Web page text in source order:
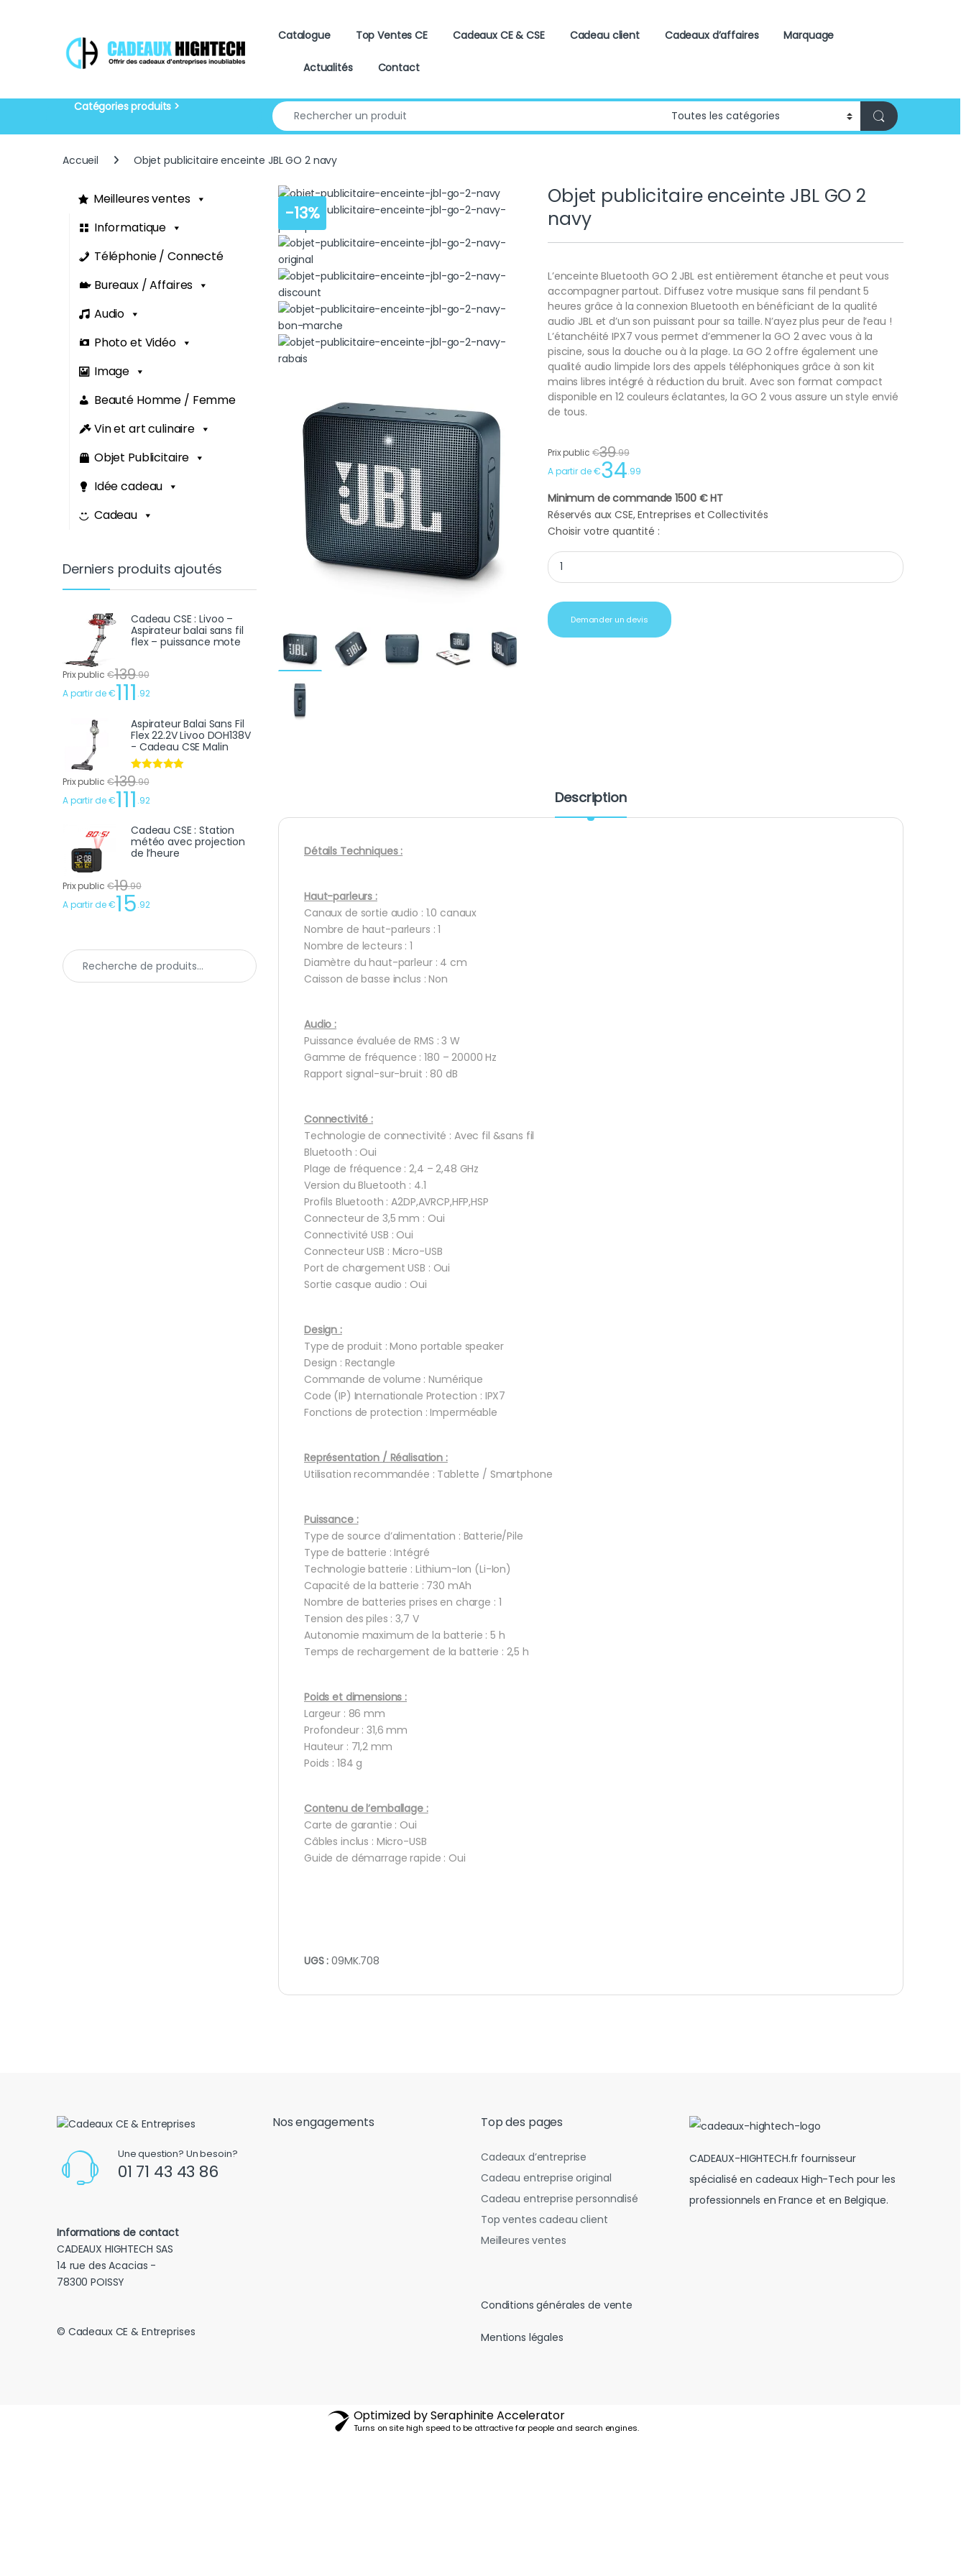
Catalogue
Top Ventes CE Cadeaux CE & CSE Cadeau client Cadeaux d’affaires Marquage
Actualités Contact
Search for:
Accueil Objet publicitaire enceinte JBL GO 2 navy
-13%
Objet publicitaire enceinte JBL GO 2
navy
L’enceinte Bluetooth GO 2 JBL est entièrement étanche et peut vous
accompagner partout. Diffusez votre musique sans fil pendant 5
heures grâce à la connexion Bluetooth en bénéficiant de la qualité
audio JBL et d’un son puissant pour sa taille. N’ayez plus peur de l’eau !
L’étanchéité IPX7 vous permet d’emmener la GO 2 avec vous à la
piscine, sous la douche ou à la plage. La GO 2 offre également une
qualité audio limpide lors des appels téléphoniques grâce à son kit
mains libres intégré à réduction du bruit. Avec son format compact
disponible en 12 couleurs éclatantes, la GO 2 vous assure un style envié
de tous.
Prix public €39.99
A partir de €34.99
Minimum de commande 1500 € HT
Réservés aux CSE, Entreprises et Collectivités
Choisir votre quantité :
Objet publicitaire enceinte JBL GO 2 navy quantity
Demander un devis
Description
Détails Techniques :
Haut-parleurs :
Canaux de sortie audio : 1.0 canaux
Nombre de haut-parleurs : 1
Nombre de lecteurs : 1
Diamètre du haut-parleur : 4 cm
Caisson de basse inclus : Non
Audio :
Puissance évaluée de RMS : 3 W
Gamme de fréquence : 180 – 20000 Hz
Rapport signal-sur-bruit : 80 dB
Connectivité :
Technologie de connectivité : Avec fil &sans fil
Bluetooth : Oui
Plage de fréquence : 2,4 – 2,48 GHz
Version du Bluetooth : 4.1
Profils Bluetooth : A2DP,AVRCP,HFP,HSP
Connecteur de 3,5 mm : Oui
Connectivité USB : Oui
Connecteur USB : Micro-USB
Port de chargement USB : Oui
Sortie casque audio : Oui
Design :
Type de produit : Mono portable speaker
Design : Rectangle
Commande de volume : Numérique
Code (IP) Internationale Protection : IPX7
Fonctions de protection : Imperméable
Représentation / Réalisation :
Utilisation recommandée : Tablette / Smartphone
Puissance :
Type de source d’alimentation : Batterie/Pile
Type de batterie : Intégré
Technologie batterie : Lithium-Ion (Li-Ion)
Capacité de la batterie : 730 mAh
Nombre de batteries prises en charge : 1
Tension des piles : 3,7 V
Autonomie maximum de la batterie : 5 h
Temps de rechargement de la batterie : 2,5 h
Poids et dimensions :
Largeur : 86 mm
Profondeur : 31,6 mm
Hauteur : 71,2 mm
Poids : 184 g
Contenu de l’emballage :
Carte de garantie : Oui
Câbles inclus : Micro-USB
Guide de démarrage rapide : Oui
UGS :09MK.708
Meilleures ventes
Informatique
Téléphonie / Connecté
Bureaux / Affaires
Audio
Photo et Vidéo
Image
Beauté Homme / Femme
Vin et art culinaire
Objet Publicitaire
Idée cadeau
Cadeau
Derniers produits ajoutés
Cadeau CSE : Livoo –
Aspirateur balai sans fil
flex – puissance mote
Prix public €139.90
A partir de €111 .92
Aspirateur Balai Sans Fil
Flex 22.2V Livoo DOH138V
- Cadeau CSE Malin
Note
sur 5
Prix public €139.90
A partir de €111 .92
Cadeau CSE : Station
météo avec projection
de l’heure
Prix public €19.90
A partir de €15.92
Recherche pour :
Une question? Un besoin?
01 71 43 43 86
Informations de contact
CADEAUX HIGHTECH SAS
14 rue des Acacias -
78300 POISSY
© Cadeaux CE & Entreprises
Nos engagements Top des pages
Cadeaux d’entreprise
Cadeau entreprise original
Cadeau entreprise personnalisé
Top ventes cadeau client
Meilleures ventes
Conditions générales de vente
Mentions légales
CADEAUX-HIGHTECH.fr fournisseur
spécialisé en cadeaux High-Tech pour les
professionnels en France et en Belgique.
Optimized by Seraphinite Accelerator
Turns on site high speed to be attractive for people and search engines.